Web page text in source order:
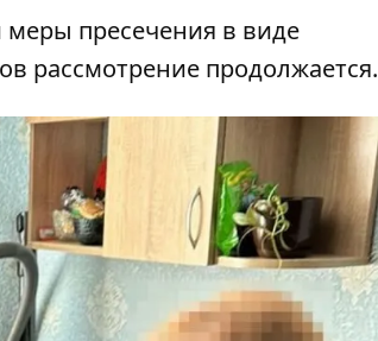
пресечения в виде
рассмотрение продолжается.